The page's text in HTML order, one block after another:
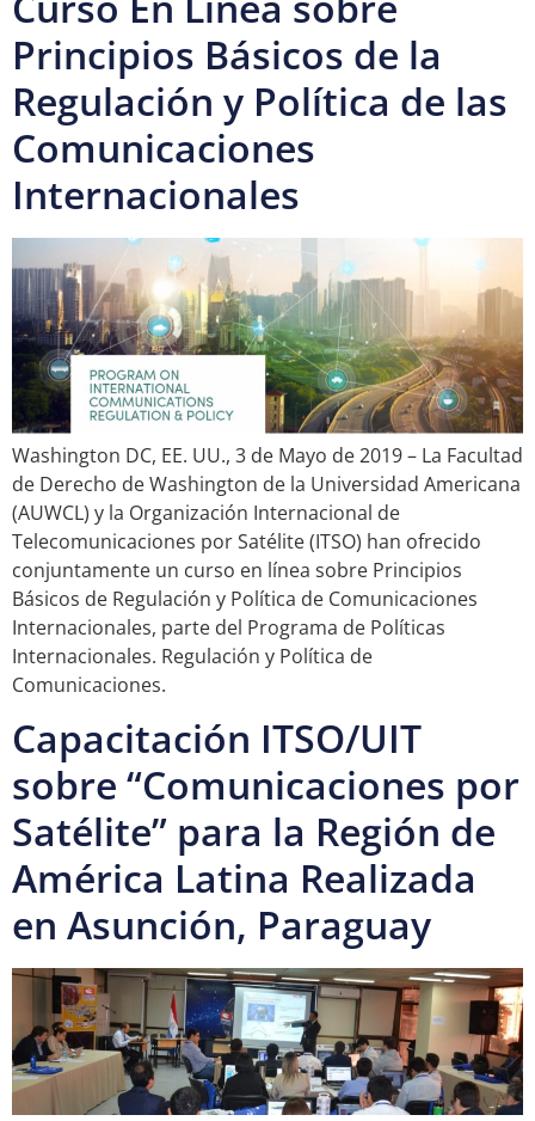
Principios Básicos de la
Regulación y Política de las
Comunicaciones
Internacionales
Washington DC, EE. UU., 3 de Mayo de 2019 – La Facultad
de Derecho de Washington de la Universidad Americana
(AUWCL) y la Organización Internacional de
Telecomunicaciones por Satélite (ITSO) han ofrecido
conjuntamente un curso en línea sobre Principios
Básicos de Regulación y Política de Comunicaciones
Internacionales, parte del Programa de Políticas
Internacionales. Regulación y Política de
Comunicaciones.
Capacitación ITSO/UIT
sobre “Comunicaciones por
Satélite” para la Región de
América Latina Realizada
en Asunción, Paraguay